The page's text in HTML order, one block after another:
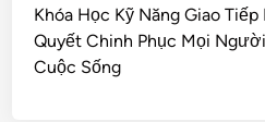
Khóa Học Kỹ Năng Giao
Quyết Chinh Phục Mọi
Cuộc Sống